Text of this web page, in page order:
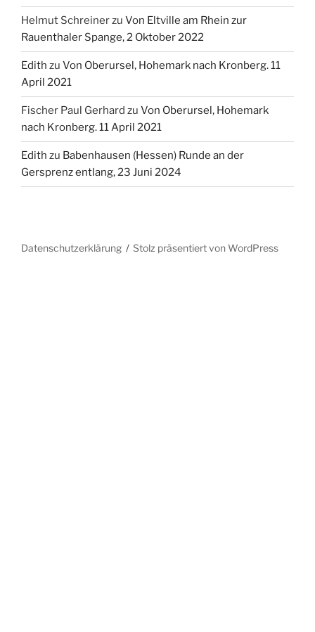
Helmut Schreinerzu Von Eltville am Rhein zur
Rauenthaler Spange, 2 Oktober 2022
Edith zu Von Oberursel, Hohemark nach Kronberg. 11
April 2021
Fischer Paul Gerhard zu Von Oberursel, Hohemark
nach Kronberg. 11 April 2021
Edith zu Babenhausen (Hessen) Runde an der
Gersprenz entlang, 23 Juni 2024
Datenschutzerklärung Stolz präsentiert von WordPress